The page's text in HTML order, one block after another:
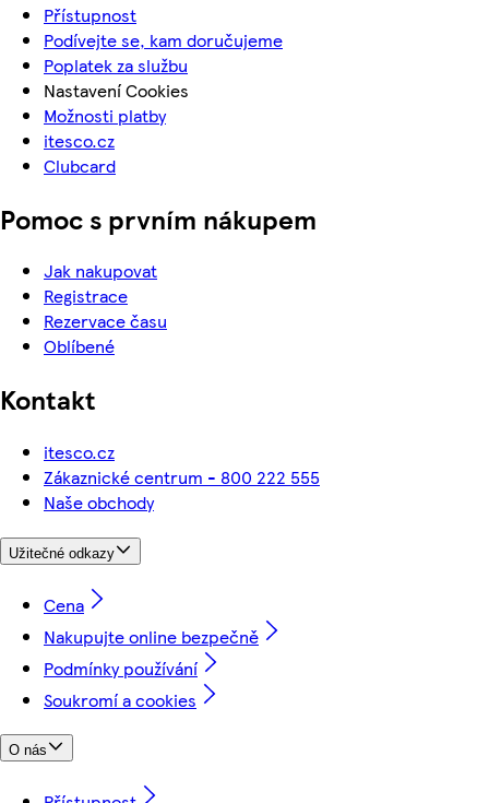
Přístupnost
Podívejte se, kam doručujeme
Poplatek za službu
Nastavení Cookies
Možnosti platby
itesco.cz
Clubcard
Pomoc s prvním nákupem
Jak nakupovat
Registrace
Rezervace času
Oblíbené
Kontakt
itesco.cz
Zákaznické centrum - 800 222 555
Naše obchody
Užitečné odkazy
Cena
Nakupujte online bezpečně
Podmínky používání
Soukromí a cookies
O nás